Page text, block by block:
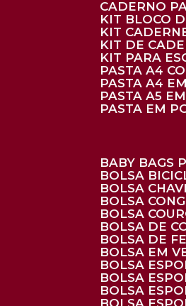
CADERNO
KIT BLOCO
KIT
KIT DE
KIT PARA
PASTA A4
PASTA A4
PASTA A5
PASTA EM
BABY BAGS
BOLSA
BOLSA
BOLSA
BOLSA
BOLSA DE
BOLSA DE
BOLSA EM
BOLSA
BOLSA
BOLSA
BOLSA